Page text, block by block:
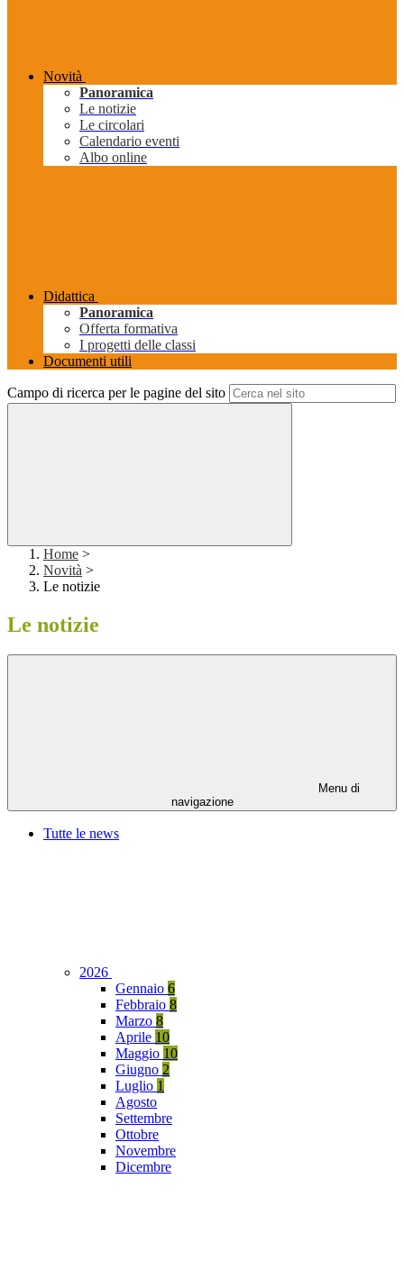
Novità
Panoramica
Le notizie
Le circolari
Calendario eventi
Albo online
Didattica
Panoramica
Offerta formativa
I progetti delle classi
Documenti utili
Campo di ricerca per le pagine del sito
Home >
Novità >
Le notizie
Le notizie
Menu di
navigazione
Tutte le news
2026
Gennaio 6
Febbraio 8
Marzo 8
Aprile 10
Maggio 10
Giugno 2
Luglio 1
Agosto
Settembre
Ottobre
Novembre
Dicembre